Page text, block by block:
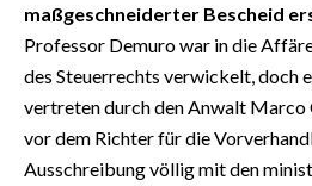
maßgeschneiderter Bescheid
Professor Demuro war in die
des Steuerrechts verwickelt, doch
vertreten durch den Anwalt Marco
vor dem Richter für die
Ausschreibung völlig mit den